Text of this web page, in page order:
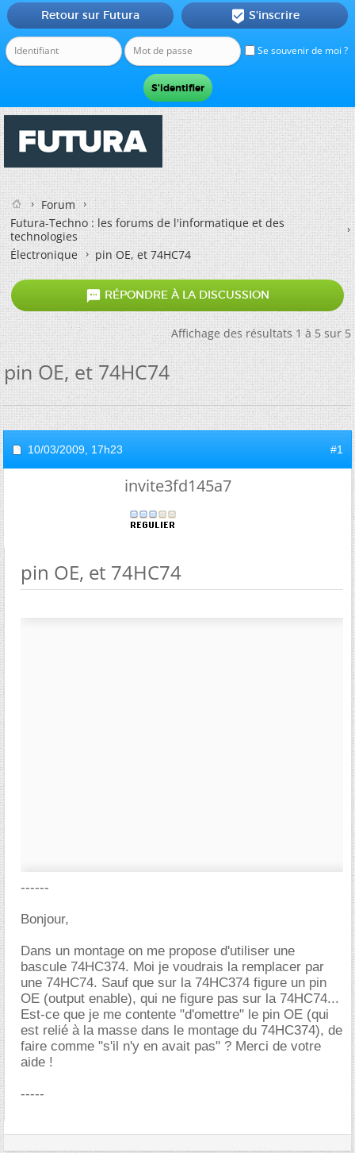
Se souvenir de moi ?
Retour sur Futura  S'inscrire
Forum
Futura-Techno : les forums de l'informatique et des
technologies
Électronique
pin OE, et 74HC74
 RÉPONDRE À LA DISCUSSION
Affichage des résultats 1 à 5 sur 5
pin OE, et 74HC74
10/03/2009, 17h23 #1
invite3fd145a7
pin OE, et 74HC74
------
Bonjour,
Dans un montage on me propose d'utiliser une
bascule 74HC374. Moi je voudrais la remplacer par
une 74HC74. Sauf que sur la 74HC374 figure un pin
OE (output enable), qui ne figure pas sur la 74HC74...
Est-ce que je me contente "d'omettre" le pin OE (qui
est relié à la masse dans le montage du 74HC374), de
faire comme "s'il n'y en avait pas" ? Merci de votre
aide !
-----